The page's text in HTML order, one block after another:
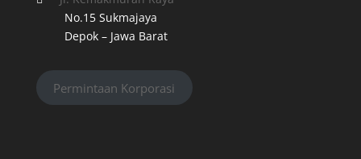
No.15 Sukmajaya
Depok – Jawa Barat
Permintaan Korporasi